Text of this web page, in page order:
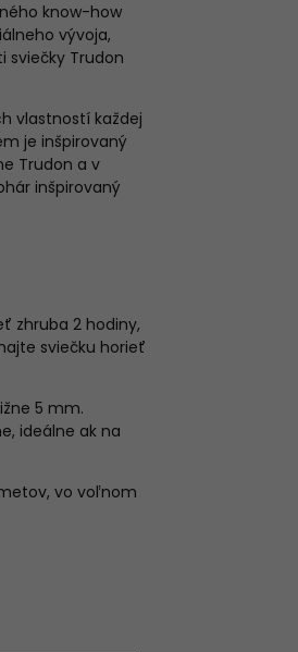
know-how
vývoja,
sviečky Trudon
vlastností každej
je inšpirovaný
Trudon a v
inšpirovaný
zhruba 2 hodiny,
sviečku horieť
5 mm.
ideálne ak na
vo voľnom